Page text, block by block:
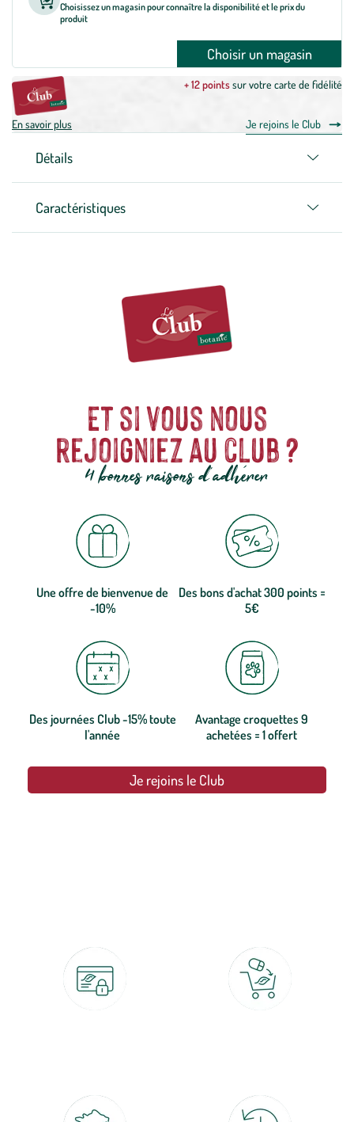
Choisissez un magasin pour connaître la disponibilité et le prix du
produit
Choisir un magasin
+ 12 pointssur votre carte de fidélité
En savoir plus Je rejoins le Club
Détails
Caractéristiques
Et si vous nous
rejoigniez au club ?
4 bonnes raisons d'adhérer
Une offre de bienvenue de
-10%
Des bons d'achat 300 points =
5€
Des journées Club -15% toute
l'année
Avantage croquettes 9
achetées = 1 offert
Je rejoins le Club